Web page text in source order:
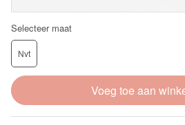
Selecteer maat
Nvt
Voeg toe aan